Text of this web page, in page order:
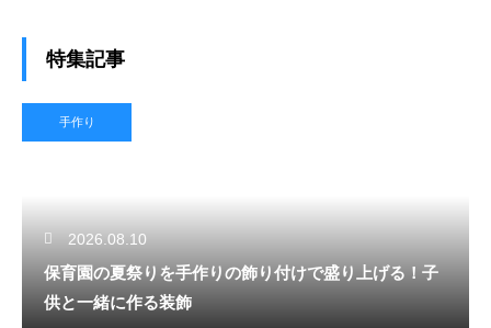
特集記事
手作り
2026.08.10
保育園の夏祭りを手作りの飾り付けで盛り上げる！子
供と一緒に作る装飾